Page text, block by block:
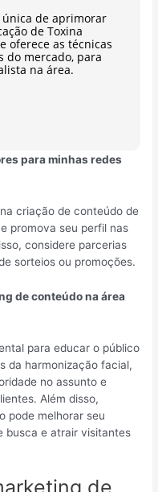
de aprimorar
de Toxina
oferece as técnicas
do mercado, para
na área.
para minhas redes
criação de conteúdo de
promova seu perfil nas
considere parcerias
sorteios ou promoções.
de conteúdo na área
para educar o público
da harmonização facial,
no assunto e
Além disso,
pode melhorar seu
busca e atrair visitantes